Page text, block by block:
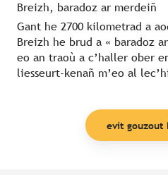
Breizh, baradoz ar merdeiñ
Gant he 2700 kilometrad a
Breizh he brud a « baradoz
eo an traoù a c’haller ober
liesseurt-kenañ m’eo al
evit gouzout